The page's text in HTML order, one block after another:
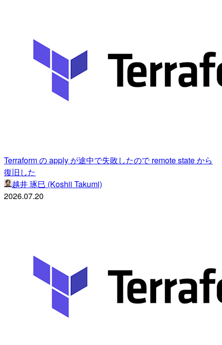
Terraform の apply が途中で失敗したので remote state から
復旧した
越井 琢巳 (Koshii Takumi)
2026.07.20